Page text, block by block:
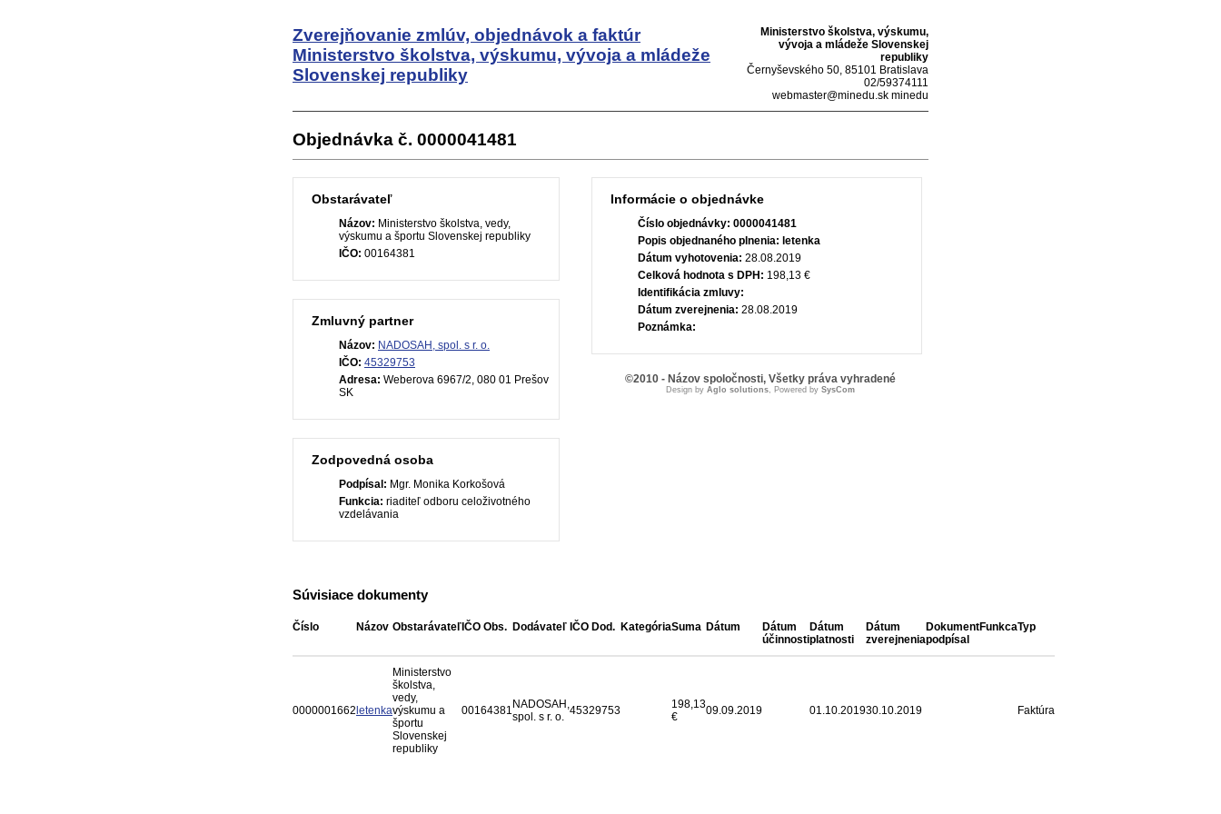
Zverejňovanie zmlúv, objednávok a faktúr
Ministerstvo školstva, výskumu, vývoja a mládeže
Slovenskej republiky
Ministerstvo školstva, výskumu,
vývoja a mládeže Slovenskej
republiky
Černyševského 50, 85101 Bratislava
02/59374111
webmaster@minedu.sk minedu
Objednávka č. 0000041481
Obstarávateľ
Názov: Ministerstvo školstva, vedy,
výskumu a športu Slovenskej republiky
IČO: 00164381
Zmluvný partner
Názov: NADOSAH, spol. s r. o.
IČO: 45329753
Adresa: Weberova 6967/2, 080 01 Prešov
SK
Zodpovedná osoba
Podpísal: Mgr. Monika Korkošová
Funkcia: riaditeľ odboru celoživotného
vzdelávania
Informácie o objednávke
Číslo objednávky: 0000041481
Popis objednaného plnenia: letenka
Dátum vyhotovenia: 28.08.2019
Celková hodnota s DPH: 198,13 €
Identifikácia zmluvy:
Dátum zverejnenia: 28.08.2019
Poznámka:
Súvisiace dokumenty
Číslo Názov Obstarávateľ IČO Obs. Dodávateľ IČO Dod. KategóriaSuma Dátum
Dátum
účinnosti
Dátum
platnosti
Dátum
zverejnenia
Dokument
podpísal
FunkcaTyp
0000001662 letenka
Ministerstvo
školstva,
vedy,
výskumu a
športu
Slovenskej
republiky
00164381 NADOSAH,
spol. s r. o. 45329753
198,13
€
09.09.2019 01.10.201930.10.2019 Faktúra
©2010 - Názov spoločnosti, Všetky práva vyhradené
Design by Aglo solutions, Powered by SysCom